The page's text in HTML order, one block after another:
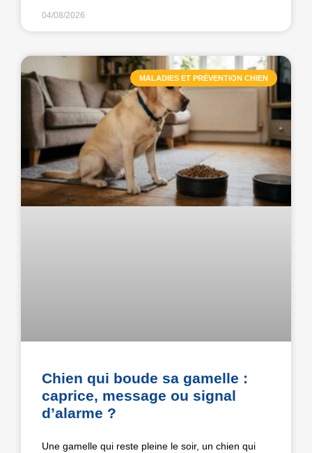
04/08/2026
MALADIES ET PRÉVENTION CHIEN
Chien qui boude sa gamelle :
caprice, message ou signal
d’alarme ?
Une gamelle qui reste pleine le soir, un chien qui